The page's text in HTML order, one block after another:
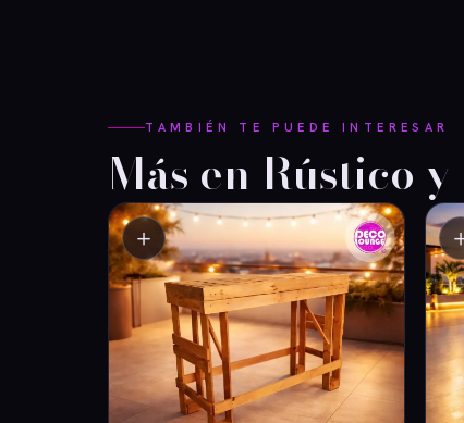
TAMBIÉN TE PUEDE INTERESAR
Más en Rústico
＋